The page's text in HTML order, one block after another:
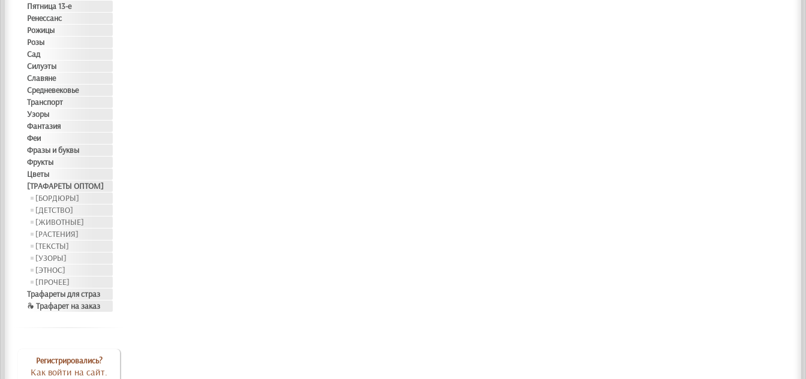
Пятница 13-е
Ренессанс
Рожицы
Розы
Сад
Силуэты
Славяне
Средневековье
Транспорт
Узоры
Фантазия
Феи
Фразы и буквы
Фрукты
Цветы
[ТРАФАРЕТЫ ОПТОМ]
[БОРДЮРЫ]
[ДЕТСТВО]
[ЖИВОТНЫЕ]
[РАСТЕНИЯ]
[ТЕКСТЫ]
[УЗОРЫ]
[ЭТНОС]
[ПРОЧЕЕ]
Трафареты для страз
❧ Трафарет на заказ
Регистрировались?
Как войти на сайт.